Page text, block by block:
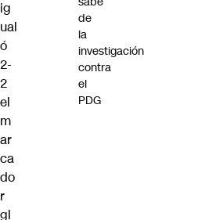
ig
ual
ó
2-
2
el
m
ar
ca
do
r
gl
de
la
investigación
contra
el
PDG